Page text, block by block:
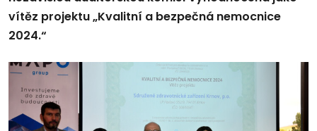
vítěz projektu „Kvalitní a bezpečná nemocnice
2024.“